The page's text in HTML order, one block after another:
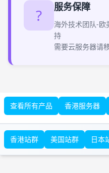
? 服务保障
海外技术团队-欧
持
需要云服务器请
查看所有产品 香港服务器
香港站群 美国站群 日本